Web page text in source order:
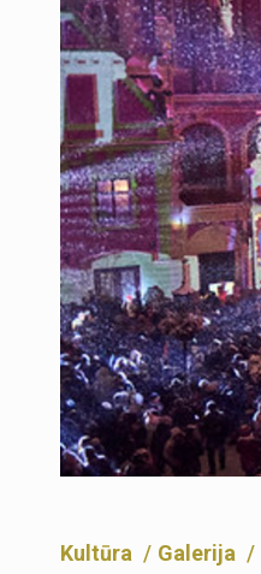
Kultūra Galerija